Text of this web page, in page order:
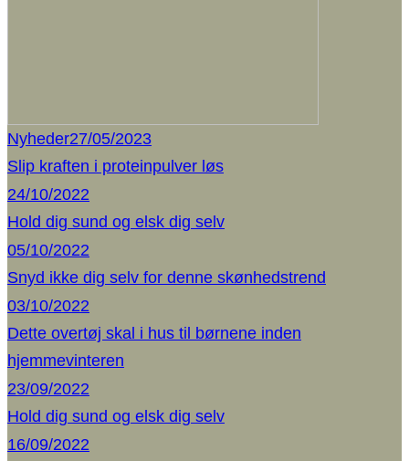
Nyheder27/05/2023
Slip kraften i proteinpulver løs
24/10/2022
Hold dig sund og elsk dig selv
05/10/2022
Snyd ikke dig selv for denne skønhedstrend
03/10/2022
Dette overtøj skal i hus til børnene inden
hjemmevinteren
23/09/2022
Hold dig sund og elsk dig selv
16/09/2022